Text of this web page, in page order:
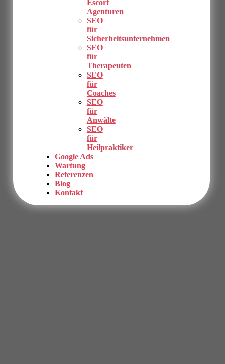
Escort
Agenturen
SEO
für
Sicherheitsunternehmen
SEO
für
Therapeuten
SEO
für
Coaches
SEO
für
Anwälte
SEO
für
Heilpraktiker
Google Ads
Wartung
Referenzen
Blog
Kontakt